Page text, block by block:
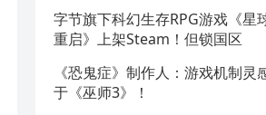
字节旗下科幻生存RPG游戏《星
重启》上架Steam！但锁国区
《恐鬼症》制作人：游戏机制灵
于《巫师3》！